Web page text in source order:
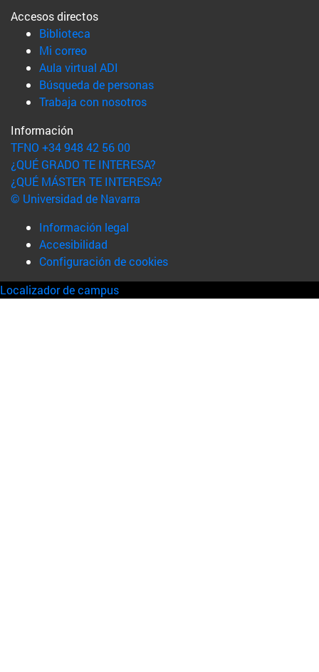
Accesos directos
Biblioteca
Mi correo(abre en nueva ventana)
Aula virtual ADI
Búsqueda de personas(abre en nueva ventana)
Trabaja con nosotros(abre en nueva ventana)
Información
TFNO +34 948 42 56 00
¿QUÉ GRADO TE INTERESA?
¿QUÉ MÁSTER TE INTERESA?
© Universidad de Navarra
Información legal
Accesibilidad
Configuración de cookies
Localizador de campus